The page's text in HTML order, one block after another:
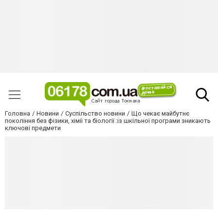
Головна Новини Суспільство новини
Що чекає майбутнє
покоління без фізики, хімії та біології :із шкільної програми зникають
ключові предмети